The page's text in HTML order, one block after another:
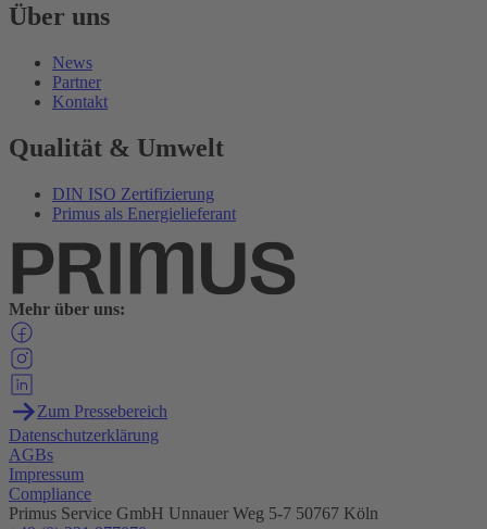
Über uns
News
Partner
Kontakt
Qualität & Umwelt
DIN ISO Zertifizierung
Primus als Energielieferant
Mehr über uns:
Zum Pressebereich
Datenschutzerklärung
AGBs
Impressum
Compliance
Primus Service GmbH Unnauer Weg 5-7 50767 Köln